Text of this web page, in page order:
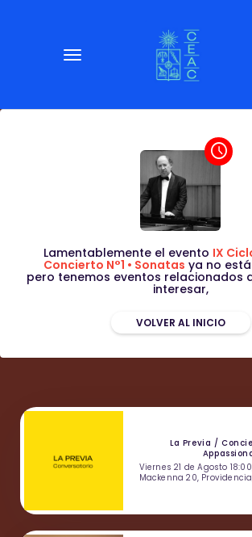
desplegar navegación
access_time
Lamentablemente el evento IX
Concierto N°1 • Sonatas ya no
pero tenemos eventos relacionados
interesar,
VOLVER AL INICIO
La Previa /
Viernes 21 de Agosto
Mackenna 20,